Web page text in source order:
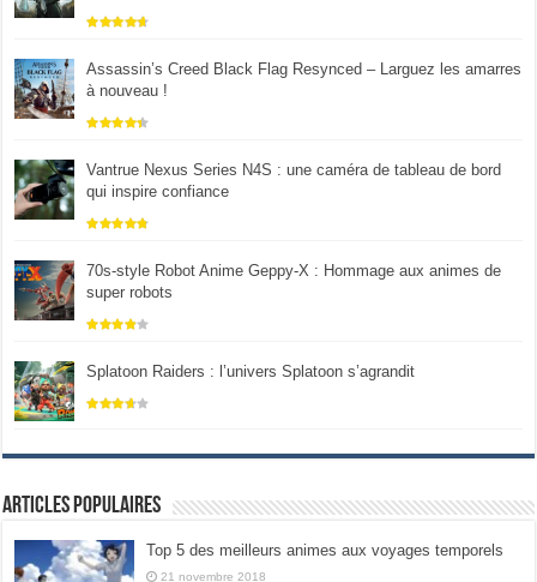
Assassin’s Creed Black Flag Resynced – Larguez les amarres
à nouveau !
Vantrue Nexus Series N4S : une caméra de tableau de bord
qui inspire confiance
70s-style Robot Anime Geppy-X : Hommage aux animes de
super robots
Splatoon Raiders : l’univers Splatoon s’agrandit
Articles populaires
Top 5 des meilleurs animes aux voyages temporels
21 novembre 2018